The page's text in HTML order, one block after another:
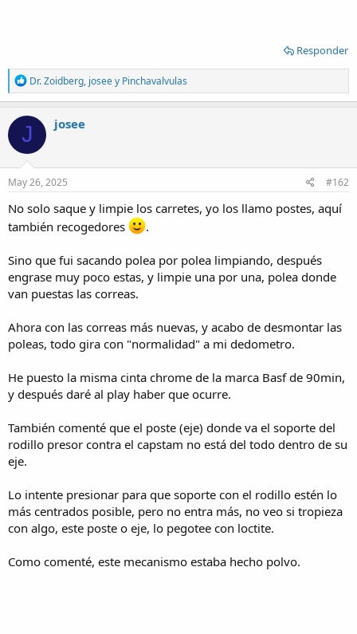
Responder
R
e
a
c
t
i
o
n
s
Dr. Zoidberg, joseey Pinchavalvulas
J josee
May 26, 2025 #162
No solo saque y limpie los carretes, yo los llamo postes, aquí
también recogedores
.
Sino que fui sacando polea por polea limpiando, después
engrase muy poco estas, y limpie una por una, polea donde
van puestas las correas.
Ahora con las correas más nuevas, y acabo de desmontar las
poleas, todo gira con "normalidad" a mi dedometro.
He puesto la misma cinta chrome de la marca Basf de 90min,
y después daré al play haber que ocurre.
También comenté que el poste (eje) donde va el soporte del
rodillo presor contra el capstam no está del todo dentro de su
eje.
Lo intente presionar para que soporte con el rodillo estén lo
más centrados posible, pero no entra más, no veo si tropieza
con algo, este poste o eje, lo pegotee con loctite.
Como comenté, este mecanismo estaba hecho polvo.